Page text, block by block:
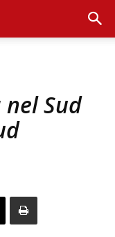
Sud